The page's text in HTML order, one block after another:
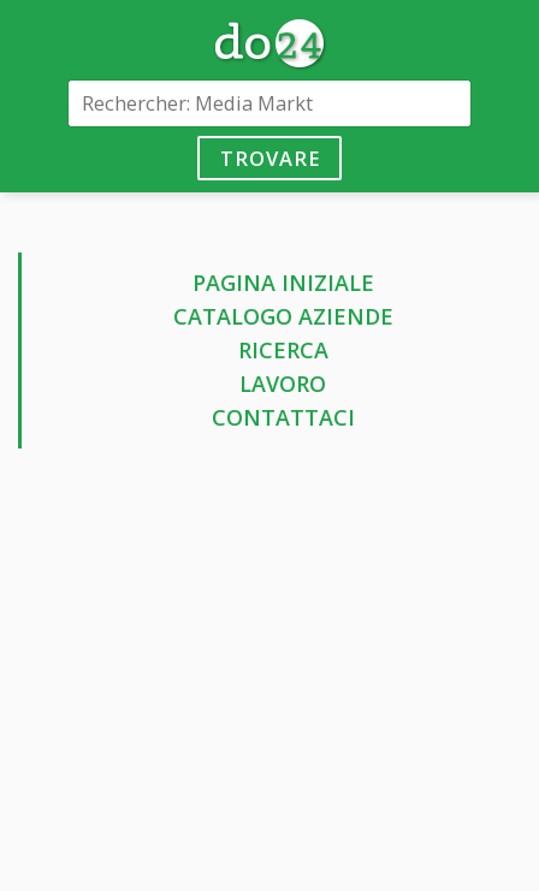
TROVARE
PAGINA INIZIALE
CATALOGO AZIENDE
RICERCA
LAVORO
CONTATTACI